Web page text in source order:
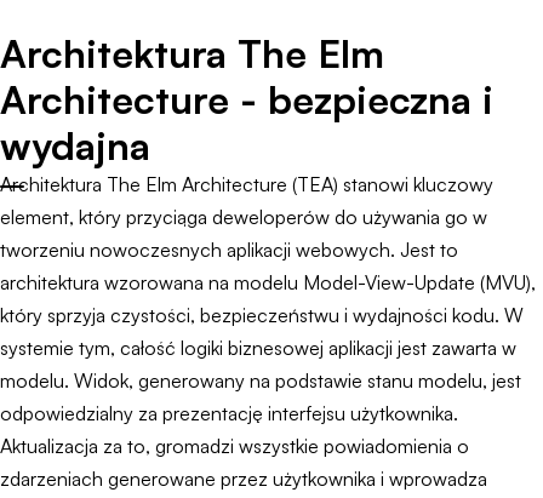
Architektura The Elm
Architecture - bezpieczna i
wydajna
Architektura The Elm Architecture (TEA) stanowi kluczowy
element, który przyciąga deweloperów do używania go w
tworzeniu nowoczesnych aplikacji webowych. Jest to
architektura wzorowana na modelu Model-View-Update (MVU),
który sprzyja czystości, bezpieczeństwu i wydajności kodu. W
systemie tym, całość logiki biznesowej aplikacji jest zawarta w
modelu. Widok, generowany na podstawie stanu modelu, jest
odpowiedzialny za prezentację interfejsu użytkownika.
Aktualizacja za to, gromadzi wszystkie powiadomienia o
zdarzeniach generowane przez użytkownika i wprowadza